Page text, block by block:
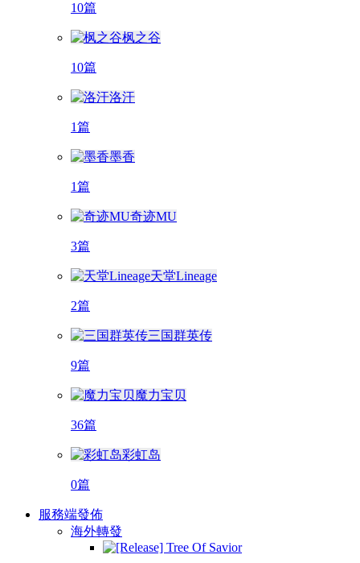
10篇
枫之谷
10篇
洛汗
1篇
墨香
1篇
奇迹MU
3篇
天堂Lineage
2篇
三国群英传
9篇
魔力宝贝
36篇
彩虹岛
0篇
服務端發佈
海外轉發